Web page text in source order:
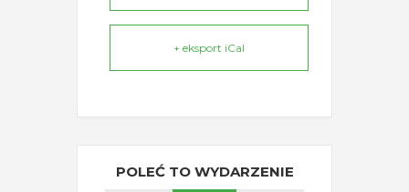
+ eksport iCal
POLEĆ TO WYDARZENIE